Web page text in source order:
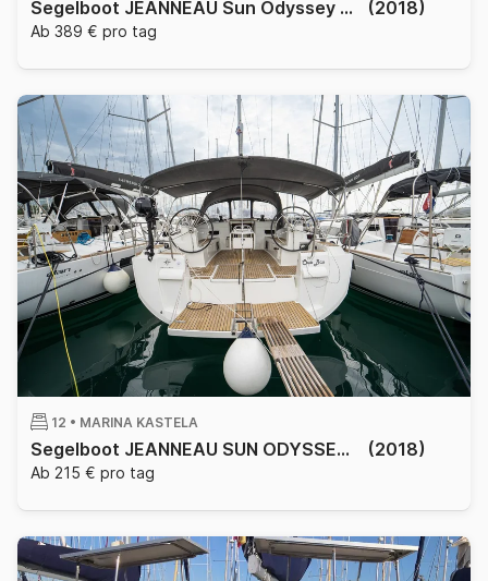
Segelboot JEANNEAU Sun Odyssey 519 with watermaker & A/C - PLUS 15.75m (2018)
Ab 389 € pro tag
12 • MARINA KASTELA
Segelboot JEANNEAU SUN ODYSSEY 519 15.75m (2018)
Ab 215 € pro tag